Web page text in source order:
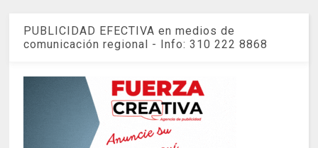
PUBLICIDAD EFECTIVA en medios de
comunicación regional - Info: 310 222 8868